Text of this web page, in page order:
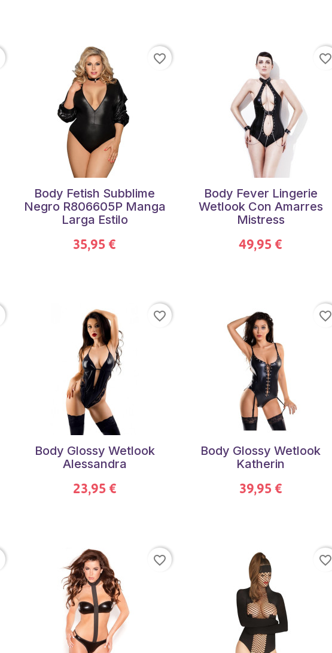
Body Fetish Subblime
Negro R806605P Manga
Larga Estilo
35,95 €
favorite_border
Body Fever Lingerie
Wetlook Con Amarres
Mistress
49,95 €
favorite_border
Body Glossy Wetlook
Alessandra
23,95 €
favorite_border
Body Glossy Wetlook
Katherin
39,95 €
favorite_border
favorite_border favorite_border